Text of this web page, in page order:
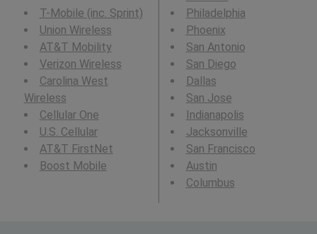
T-Mobile (inc. Sprint)
Union Wireless
AT&T Mobility
Verizon Wireless
Carolina West
Wireless
Cellular One
U.S. Cellular
AT&T FirstNet
Boost Mobile
Philadelphia
Phoenix
San Antonio
San Diego
Dallas
San Jose
Indianapolis
Jacksonville
San Francisco
Austin
Columbus